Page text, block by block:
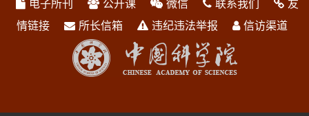
电子所刊 公开课 微信 联系我们
友
情链接
所长信箱 违纪违法举报 信访渠道